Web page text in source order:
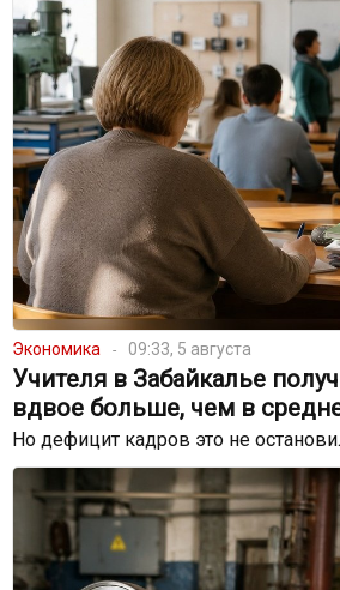
Экономика 09:33, 5 августа
Учителя в Забайкалье
вдвое больше, чем в
Но дефицит кадров это не